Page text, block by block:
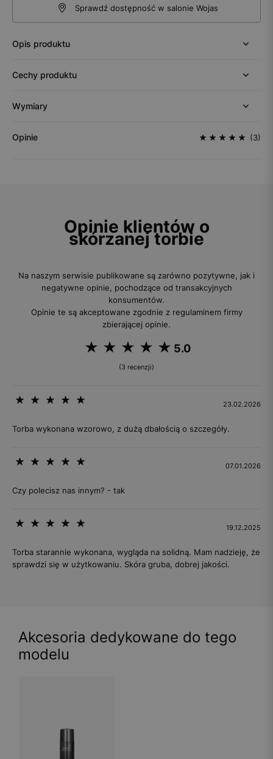
Sprawdź dostępność w salonie Wojas
Opis produktu
Cechy produktu
Wymiary
Opinie (3)
Opinie klientów o
skórzanej torbie
Na naszym serwisie publikowane są zarówno pozytywne, jak i
negatywne opinie, pochodzące od transakcyjnych
konsumentów.
Opinie te są akceptowane zgodnie z regulaminem firmy
zbierającej opinie.
5.0
(3 recenzji)
23.02.2026
Torba wykonana wzorowo, z dużą dbałością o szczegóły.
07.01.2026
Czy polecisz nas innym? - tak
19.12.2025
Torba starannie wykonana, wygląda na solidną. Mam nadzieję, że
sprawdzi się w użytkowaniu. Skóra gruba, dobrej jakości.
Akcesoria dedykowane do tego
modelu